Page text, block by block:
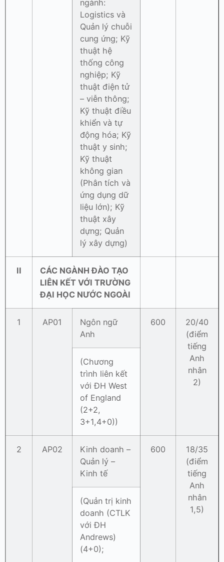
ngành:
Logistics và
Quản lý chuỗi
cung ứng; Kỹ
thuật hệ
thống công
nghiệp; Kỹ
thuật điện tử
– viễn thông;
Kỹ thuật điều
khiển và tự
động hóa; Kỹ
thuật y sinh;
Kỹ thuật
không gian
(Phân tích và
ứng dụng dữ
liệu lớn); Kỹ
thuật xây
dựng; Quản
lý xây dựng)
II
CÁC NGÀNH ĐÀO TẠO
LIÊN KẾT VỚI TRƯỜNG
ĐẠI HỌC NƯỚC NGOÀI
1 AP01
Ngôn ngữ
Anh
600
20/40
(điểm
tiếng
Anh
nhân
2)
(Chương
trình liên kết
với ĐH West
of England
(2+2,
3+1,4+0))
2 AP02
Kinh doanh –
Quản lý –
Kinh tế
600
18/35
(điểm
tiếng
Anh
nhân
1,5)
(Quản trị kinh
doanh (CTLK
với ĐH
Andrews)
(4+0);